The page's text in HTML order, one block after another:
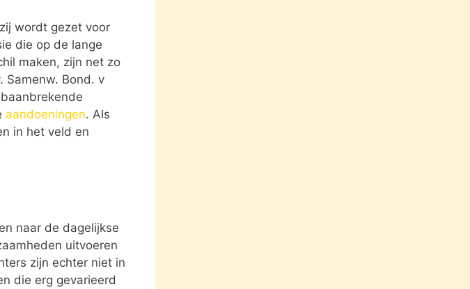
wordt gezet voor
die op de lange
maken, zijn net zo
Samenw. Bond. v
aandoeningen. Als
in het veld en
naar de dagelijkse
uitvoeren
zijn echter niet in
die erg gevarieerd